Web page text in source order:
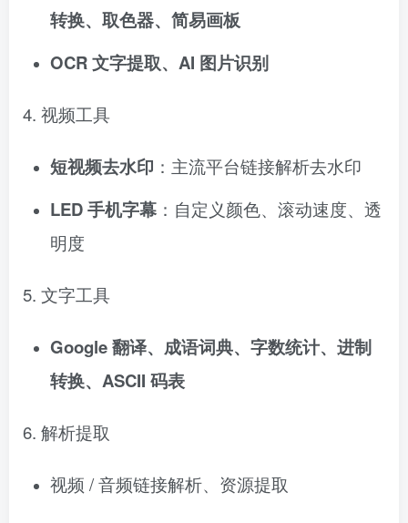
转换、取色器、简易画板
OCR 文字提取、AI 图片识别
4. 视频工具
短视频去水印 ：主流平台链接解析去水印
LED 手机字幕 ：自定义颜色、滚动速度、透
明度
5. 文字工具
Google 翻译、成语词典、字数统计、进制
转换、ASCII 码表
6. 解析提取
视频 / 音频链接解析、资源提取